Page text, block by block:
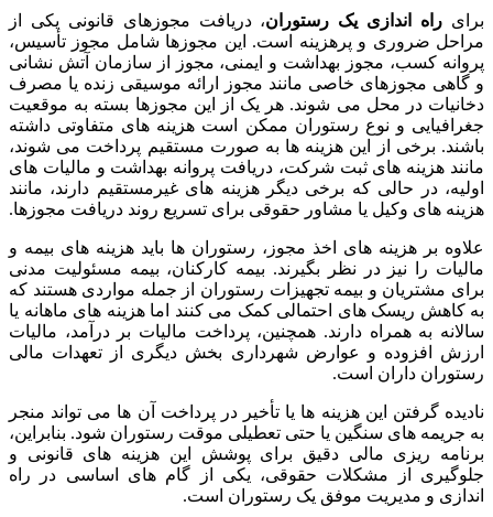
برای راه اندازی یک رستوران، دریافت مجوزهای قانونی یکی از
مراحل ضروری و پرهزینه است. این مجوزها شامل مجوز تأسیس،
پروانه کسب، مجوز بهداشت و ایمنی، مجوز از سازمان آتش نشانی
و گاهی مجوزهای خاصی مانند مجوز ارائه موسیقی زنده یا مصرف
دخانیات در محل می شوند. هر یک از این مجوزها بسته به موقعیت
جغرافیایی و نوع رستوران ممکن است هزینه های متفاوتی داشته
باشند. برخی از این هزینه ها به صورت مستقیم پرداخت می شوند،
مانند هزینه های ثبت شرکت، دریافت پروانه بهداشت و مالیات های
اولیه، در حالی که برخی دیگر هزینه های غیرمستقیم دارند، مانند
هزینه های وکیل یا مشاور حقوقی برای تسریع روند دریافت مجوزها.
علاوه بر هزینه های اخذ مجوز، رستوران ها باید هزینه های بیمه و
مالیات را نیز در نظر بگیرند. بیمه کارکنان، بیمه مسئولیت مدنی
برای مشتریان و بیمه تجهیزات رستوران از جمله مواردی هستند که
به کاهش ریسک های احتمالی کمک می کنند اما هزینه های ماهانه یا
سالانه به همراه دارند. همچنین، پرداخت مالیات بر درآمد، مالیات
ارزش افزوده و عوارض شهرداری بخش دیگری از تعهدات مالی
رستوران داران است.
نادیده گرفتن این هزینه ها یا تأخیر در پرداخت آن ها می تواند منجر
به جریمه های سنگین یا حتی تعطیلی موقت رستوران شود. بنابراین،
برنامه ریزی مالی دقیق برای پوشش این هزینه های قانونی و
جلوگیری از مشکلات حقوقی، یکی از گام های اساسی در راه
اندازی و مدیریت موفق یک رستوران است.